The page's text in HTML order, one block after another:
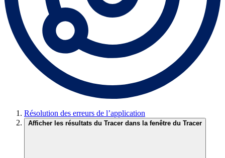
Résolution des erreurs de l’application
Afficher les résultats du Tracer dans la fenêtre du Tracer